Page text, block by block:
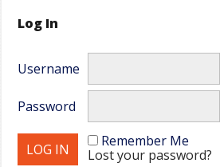
Log In
Username
Password
Remember Me
Lost your password?